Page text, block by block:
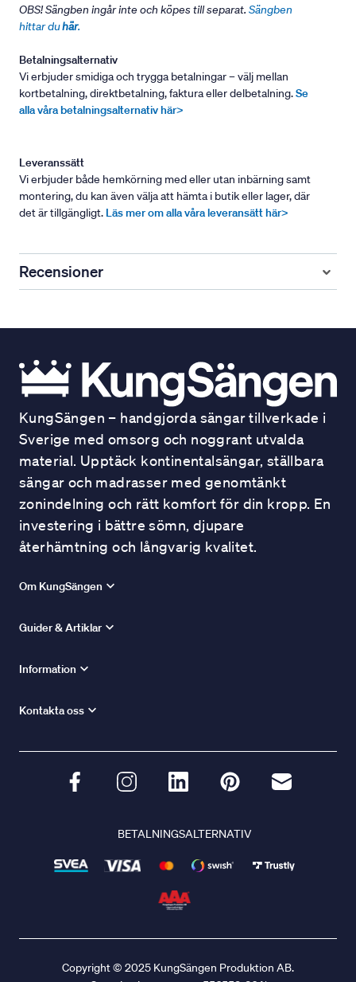
OBS! Sängben ingår inte och köpes till separat. Sängben
hittar duhär.
Betalningsalternativ
Vi erbjuder smidiga och trygga betalningar – välj mellan
kortbetalning, direktbetalning, faktura eller delbetalning.Se
alla våra betalningsalternativ här>
Leveranssätt
Vi erbjuder både hemkörning med eller utan inbärning samt
montering, du kan även välja att hämta i butik eller lager, där
det är tillgängligt. Läs mer om alla våra leveransätt här>
Recensioner
KungSängen – handgjorda sängar tillverkade i
Sverige med omsorg och noggrant utvalda
material. Upptäck kontinentalsängar, ställbara
sängar och madrasser med genomtänkt
zonindelning och rätt komfort för din kropp. En
investering i bättre sömn, djupare
återhämtning och långvarig kvalitet.
Om KungSängen
Guider & Artiklar
Information
Kontakta oss
BETALNINGSALTERNATIV
Copyright © 2025 KungSängen Produktion AB.